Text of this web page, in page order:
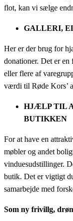
flot, kan vi sælge
GALLERI,
Her er der brug for
donationer. Det er en
eller flere af
værdi til Røde Kors’
HJÆLP TIL
BUTIKKEN
For at have en
møbler og andet
vinduesudstillinger.
butik. Det er vigtigt
samarbejde med
Som ny frivillg,